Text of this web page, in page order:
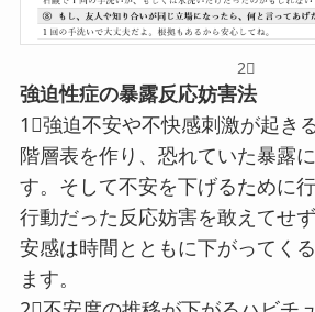
2⃣
強迫性症の暴露反応妨害法
1⃣強迫不安や不快感刺激が起き
階層表を作り、恐れていた暴露
す。そして不安を下げるために
行動だった反応妨害を敢えてせ
安感は時間とともに下がってく
ます。